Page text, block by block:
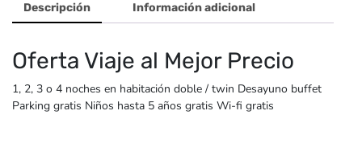
Descripción Información adicional
Oferta Viaje al Mejor Precio
1, 2, 3 o 4 noches en habitación doble / twin Desayuno buffet
Parking gratis Niños hasta 5 años gratis Wi-fi gratis